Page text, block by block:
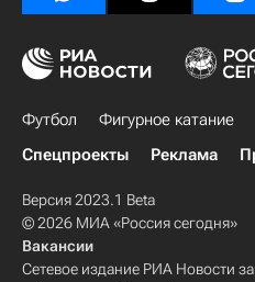
Футбол Фигурное катание
Спецпроекты
Реклама
Версия 2023.1 Beta
© 2026 МИА «Россия сегодня»
Вакансии
Сетевое издание РИА Новости